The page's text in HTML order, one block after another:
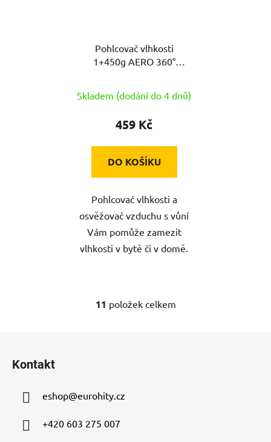
Pohlcovač vlhkosti
1+450g AERO 360°
Skladem (dodání do 4 dnů)
459 Kč
DO KOŠÍKU
Pohlcovač vlhkosti a
osvěžovač vzduchu s vůní
Vám pomůže zamezit
vlhkosti v bytě či v domě.
O
11 položek celkem
Kontakt
eshop@eurohity.cz
+420 603 275 007